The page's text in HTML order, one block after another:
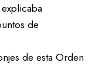
de
de esta Orden